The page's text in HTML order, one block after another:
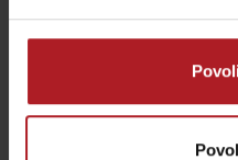
Aktivity a relax v